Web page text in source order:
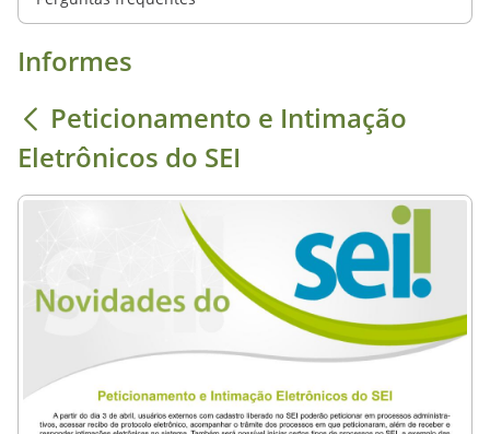
Informes
Peticionamento e Intimação
Eletrônicos do SEI